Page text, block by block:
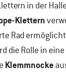
in der
Klettern
Rad
die Rolle in
Klemmnocke